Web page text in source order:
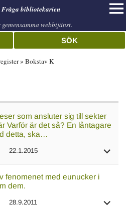
Fråga bibliotekarien
webbtjänst.
SÖK
Bokstav K
som ansluter sig till sekter
Varför är det så? En låntagare
detta, ska…
22.1.2015
fenomenet med eunucker i
dem.
28.9.2011